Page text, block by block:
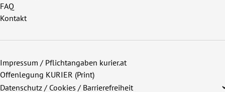
FAQ
Kontakt
Impressum / Pflichtangaben kurier.at
Offenlegung KURIER (Print)
Datenschutz / Cookies / Barrierefreiheit